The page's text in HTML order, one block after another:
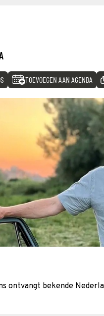
TOEVOEGEN AAN AGENDA
ontvangt bekende